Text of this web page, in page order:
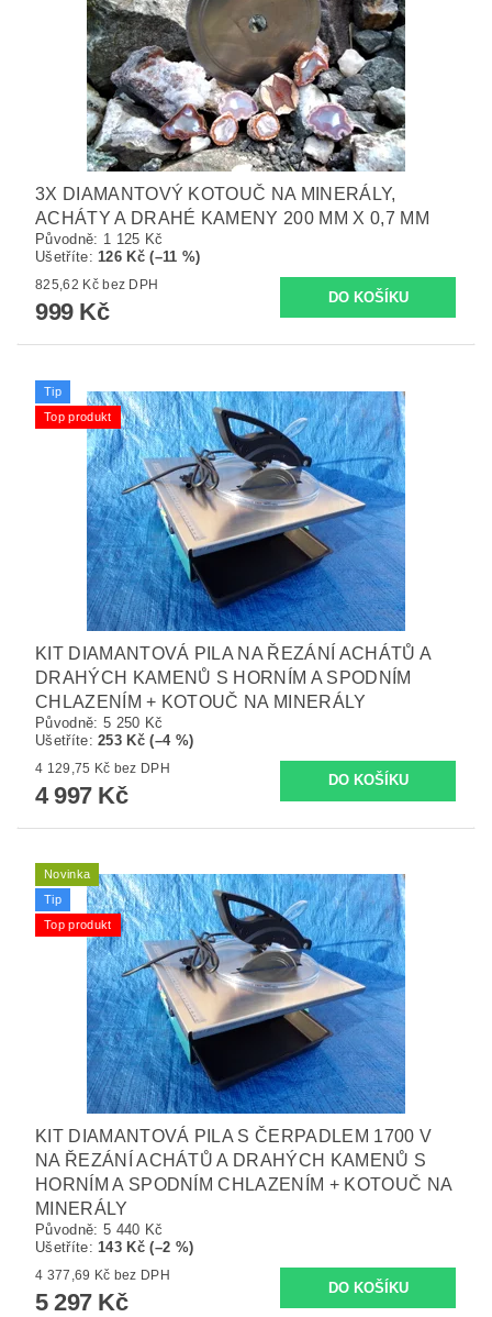
3X DIAMANTOVÝ KOTOUČ NA MINERÁLY,
ACHÁTY A DRAHÉ KAMENY 200 MM X 0,7 MM
Původně: 1 125 Kč
Ušetříte:126 Kč (–11 %)
825,62 Kč bez DPH
999 Kč
Tip
Top produkt
KIT DIAMANTOVÁ PILA NA ŘEZÁNÍ ACHÁTŮ A
DRAHÝCH KAMENŮ S HORNÍM A SPODNÍM
CHLAZENÍM + KOTOUČ NA MINERÁLY
Původně: 5 250 Kč
Ušetříte:253 Kč (–4 %)
4 129,75 Kč bez DPH
4 997 Kč
Novinka
Tip
Top produkt
KIT DIAMANTOVÁ PILA S ČERPADLEM 1700 V
NA ŘEZÁNÍ ACHÁTŮ A DRAHÝCH KAMENŮ S
HORNÍM A SPODNÍM CHLAZENÍM + KOTOUČ NA
MINERÁLY
Původně: 5 440 Kč
Ušetříte: 143 Kč (–2 %)
4 377,69 Kč bez DPH
5 297 Kč